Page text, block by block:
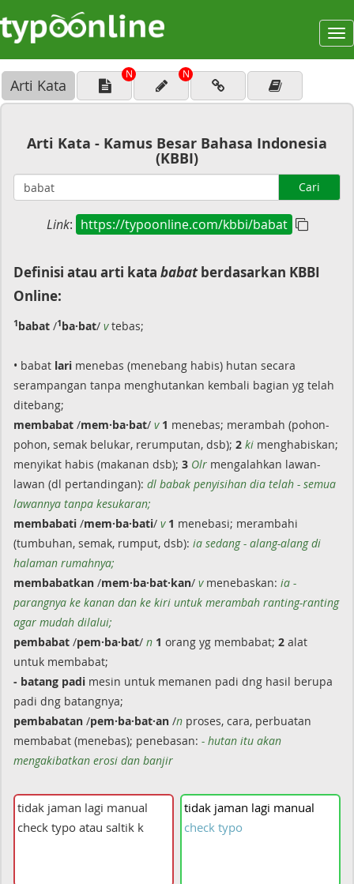
Arti Kata
N N
Arti Kata - Kamus Besar Bahasa Indonesia
(KBBI)
Cari
Link: https://typoonline.com/kbbi/babat
Definisi atau arti kata babatberdasarkan KBBI
Online:
1babat /1ba·bat/ vtebas;
• babat lari menebas (menebang habis) hutan secara
serampangan tanpa menghutankan kembali bagian yg telah
ditebang;
membabat /mem·ba·bat/ v 1 menebas; merambah (pohon-
pohon, semak belukar, rerumputan, dsb); 2 ki menghabiskan;
menyikat habis (makanan dsb); 3 Olr mengalahkan lawan-
lawan (dl pertandingan): dl babak penyisihan dia telah - semua
lawannya tanpa kesukaran;
membabati /mem·ba·bati/ v 1 menebasi; merambahi
(tumbuhan, semak, rumput, dsb): ia sedang - alang-alang di
halaman rumahnya;
membabatkan /mem·ba·bat·kan/ vmenebaskan: ia -
parangnya ke kanan dan ke kiri untuk merambah ranting-ranting
agar mudah dilalui;
pembabat /pem·ba·bat/ n 1 orang yg membabat; 2 alat
untuk membabat;
- batang padi mesin untuk memanen padi dng hasil berupa
padi dng batangnya;
pembabatan /pem·ba·bat·an /n proses, cara, perbuatan
membabat (menebas); penebasan: - hutan itu akan
mengakibatkan erosi dan banjir
tidak jaman lagi manual
check typo